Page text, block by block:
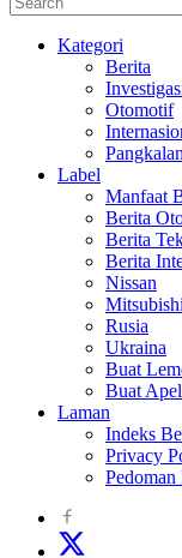
Kategori
Berita
Otomotif
Pangkalan
Label
Manfaat
Berita
Berita
Berita
Nissan
Mitsubishi
Rusia
Ukraina
Buat
Buat Apel
Laman
Indeks
Privacy